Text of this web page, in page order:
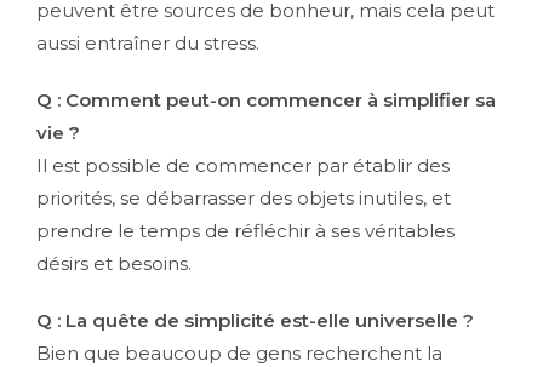
peuvent être sources de bonheur, mais cela peut
aussi entraîner du stress.
Q : Comment peut-on commencer à simplifier sa
vie ?
Il est possible de commencer par établir des
priorités, se débarrasser des objets inutiles, et
prendre le temps de réfléchir à ses véritables
désirs et besoins.
Q : La quête de simplicité est-elle universelle ?
Bien que beaucoup de gens recherchent la